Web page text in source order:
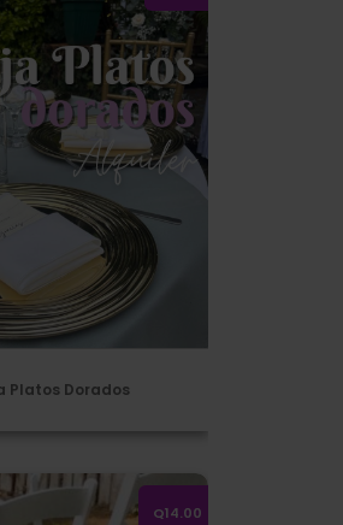
Platos Dorados
Q14.00